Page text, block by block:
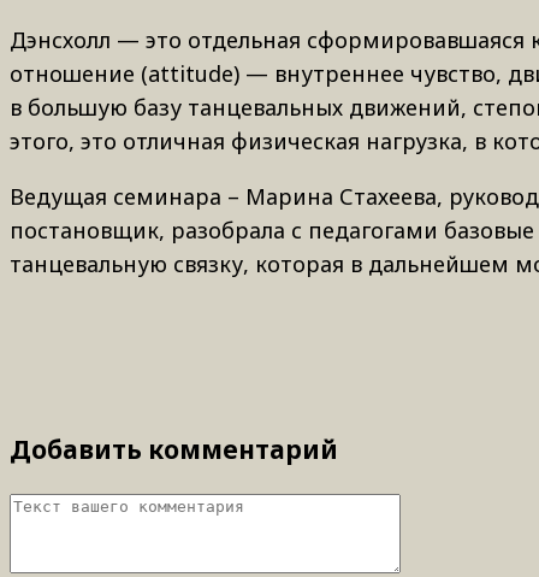
Дэнсхолл — это отдельная сформировавшаяся
отношение (attitude) — внутреннее чувство,
в большую базу танцевальных движений,
этого, это отличная физическая нагрузка, в
Ведущая семинара – Марина Стахеева,
постановщик, разобрала с педагогами
танцевальную связку, которая в дальнейшем
Добавить комментарий